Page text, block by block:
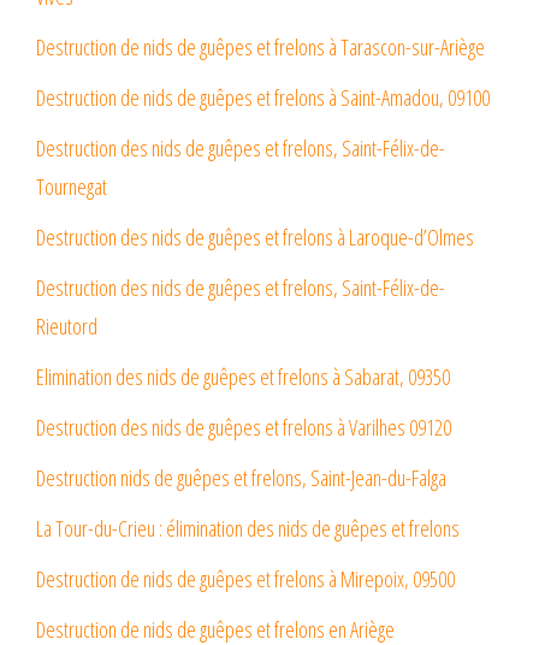
Destruction de nids de guêpes et frelons à Tarascon-sur-Ariège
Destruction de nids de guêpes et frelons à Saint-Amadou, 09100
Destruction des nids de guêpes et frelons, Saint-Félix-de-
Tournegat
Destruction des nids de guêpes et frelons à Laroque-d’Olmes
Destruction des nids de guêpes et frelons, Saint-Félix-de-
Rieutord
Elimination des nids de guêpes et frelons à Sabarat, 09350
Destruction des nids de guêpes et frelons à Varilhes 09120
Destruction nids de guêpes et frelons, Saint-Jean-du-Falga
La Tour-du-Crieu : élimination des nids de guêpes et frelons
Destruction de nids de guêpes et frelons à Mirepoix, 09500
Destruction de nids de guêpes et frelons en Ariège